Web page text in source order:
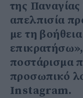
της
απελπισία
με τη
ποστάρισμα
προσωπικό
Instagram.